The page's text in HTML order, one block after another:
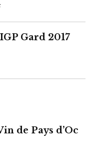
Gard 2017
de Pays d’Oc